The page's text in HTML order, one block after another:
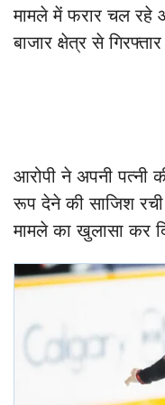
मामले में फरार चल रहे
बाजार क्षेत्र से
आरोपी ने अपनी पत्नी
रूप देने की साजिश रची
मामले का खुलासा कर